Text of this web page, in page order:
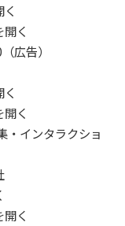
く
開く
広告）
く
開く
インタラクショ
開く